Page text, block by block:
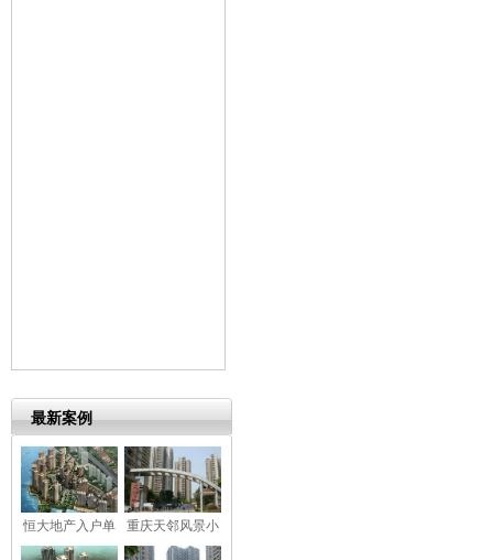
最新案例
恒大地产入户单
元门
重庆天邻风景小
区单元门